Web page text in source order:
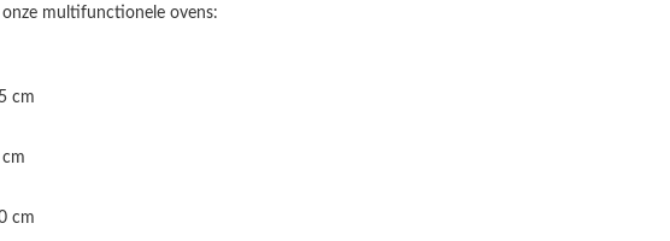
onze multifunctionele ovens:
cm
cm